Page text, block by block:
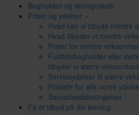
Bogholderi og lønregnskab
Priser og ydelser
Hvad kan vi tilbyde mindre
Hvad tilbyder vi mindre
Priser for mindre
Fuldtidsbogholder eller
tilbyder vi større
Serviceydelser til større
Prisliste for alle vores
Samarbejdsbetingelser
Få et tilbud på din løsning